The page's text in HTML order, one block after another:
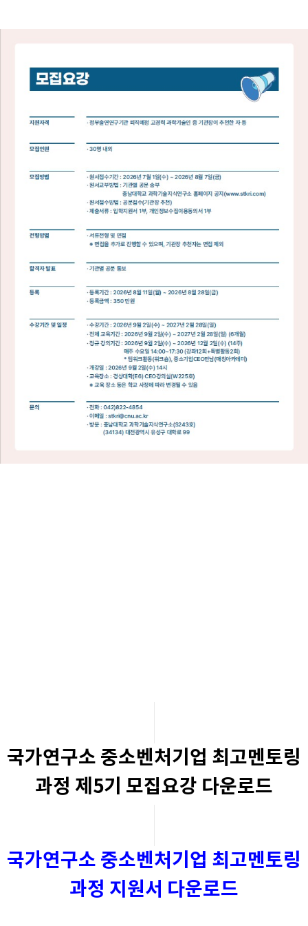
국가연구소 중소벤처기업 최고멘토링
과정 제5기 모집요강 다운로드
국가연구소 중소벤처기업 최고멘토링
과정 지원서 다운로드